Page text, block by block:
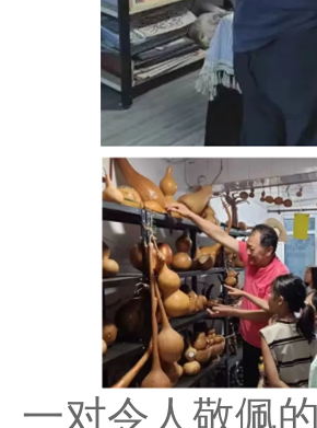
令人敬佩的